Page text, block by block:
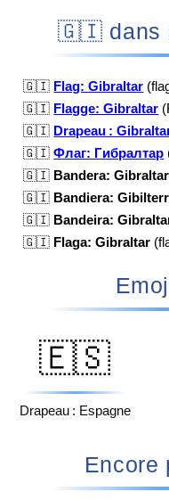
🇬🇮
🇬🇮 Flag: Gibraltar
🇬🇮 Flagge: Gibraltar
🇬🇮 Drapeau :
🇬🇮 Флаг: Гибралтар
🇬🇮 Bandera: Gibraltar
🇬🇮 Bandiera:
🇬🇮 Bandeira:
🇬🇮 Flaga: Gibraltar
🇪🇸
Drapeau : Espagne
Encore